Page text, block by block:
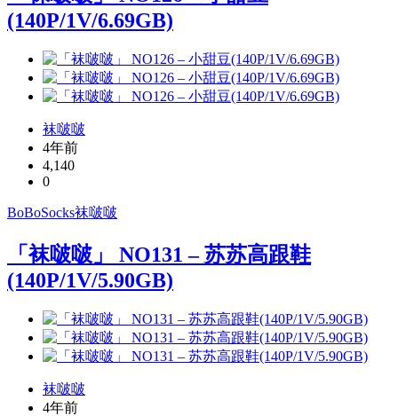
(140P/1V/6.69GB)
袜啵啵
4年前
4,140
0
BoBoSocks袜啵啵
「袜啵啵」 NO131 – 苏苏高跟鞋
(140P/1V/5.90GB)
袜啵啵
4年前